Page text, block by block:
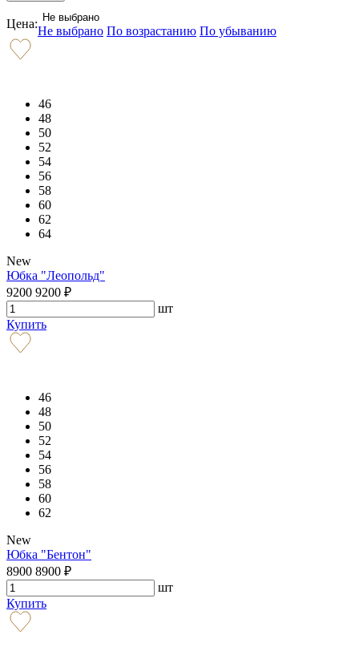
Цена: Не выбрано
Не выбрано По возрастанию По убыванию
46
48
50
52
54
56
58
60
62
64
New
Юбка "Леопольд"
9200 9200 ₽
шт
Купить
46
48
50
52
54
56
58
60
62
New
Юбка "Бентон"
8900 8900 ₽
шт
Купить